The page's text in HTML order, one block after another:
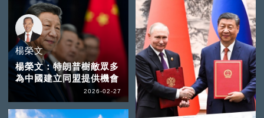
楊榮文
楊榮文：特朗普樹敵眾多
為中國建立同盟提供機會
2026-02-27